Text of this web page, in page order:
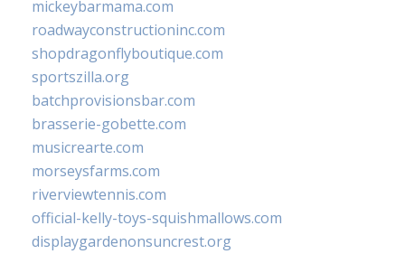
mickeybarmama.com
roadwayconstructioninc.com
shopdragonflyboutique.com
sportszilla.org
batchprovisionsbar.com
brasserie-gobette.com
musicrearte.com
morseysfarms.com
riverviewtennis.com
official-kelly-toys-squishmallows.com
displaygardenonsuncrest.org